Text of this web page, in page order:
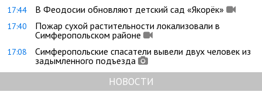
17:44 В Феодосии обновляют детский сад «Якорёк»
17:40
Пожар сухой растительности локализовали в
Симферопольском районе
17:08
Симферопольские спасатели вывели двух человек из
задымленного подъезда
НОВОСТИ